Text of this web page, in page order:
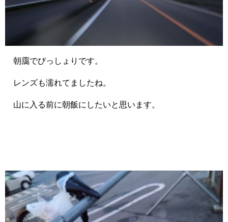
朝靄でびっしょりです。
レンズも濡れてましたね。
山に入る前に朝飯にしたいと思います。